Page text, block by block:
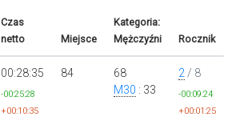
Czas
netto
Miejsce
Kategoria:
Mężczyźni
Rocznik
00:28:35
-00:25:28
+00:10:35
84
68
M30 : 33
2 / 8
-00:09:24
+00:01:25